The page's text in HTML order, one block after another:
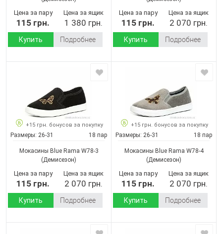
Цена за пару
115 грн.
Цена за ящик
1 380 грн.
Купить Подробнее
Цена за пару
115 грн.
Цена за ящик
2 070 грн.
Купить Подробнее
+15 грн. бонусов за покупку
Размеры: 26-31 18 пар
Мокасины Blue Rama W78-3
(Демисезон)
Цена за пару
115 грн.
Цена за ящик
2 070 грн.
Купить Подробнее
+15 грн. бонусов за покупку
Размеры: 26-31 18 пар
Мокасины Blue Rama W78-4
(Демисезон)
Цена за пару
115 грн.
Цена за ящик
2 070 грн.
Купить Подробнее